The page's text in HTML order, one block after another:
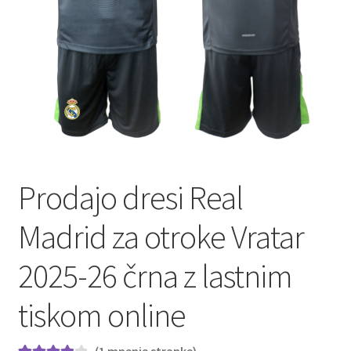
Prodajo dresi Real
Madrid za otroke Vratar
2025-26 črna z lastnim
tiskom online